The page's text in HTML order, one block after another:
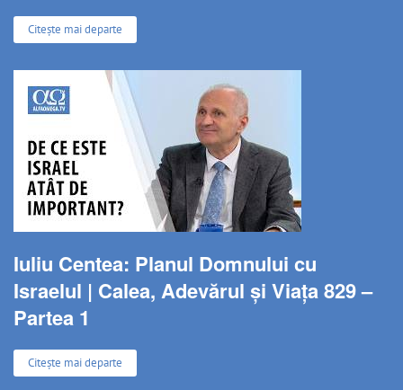
Citește mai departe
Iuliu Centea: Planul Domnului cu
Israelul | Calea, Adevărul și Viața 829 –
Partea 1
Citește mai departe